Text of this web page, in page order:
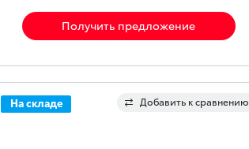
Получить предложение
Добавить к сравнению
На складе